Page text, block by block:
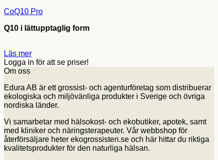
CoQ10 Pro
Q10 i lättupptaglig form
Läs mer
Logga in för att se priser!
Om oss
Edura AB är ett grossist- och agenturföretag som distribuerar
ekologiska och miljövänliga produkter i Sverige och övriga
nordiska länder.
Vi samarbetar med hälsokost- och ekobutiker, apotek, samt
med kliniker och näringsterapeuter. Vår webbshop för
återförsäljare heter ekogrossisten.se och här hittar du riktiga
kvalitetsprodukter för den naturliga hälsan.